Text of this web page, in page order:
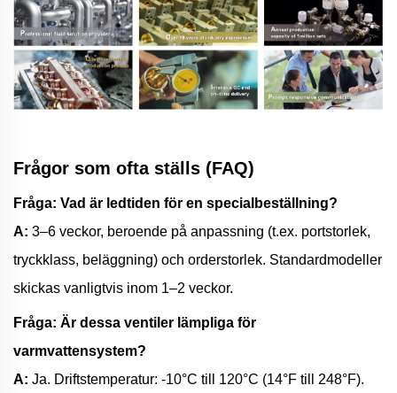
Frågor som ofta ställs (FAQ)
Fråga: Vad är ledtiden för en specialbeställning?
A: 3–6 veckor, beroende på anpassning (t.ex. portstorlek,
tryckklass, beläggning) och orderstorlek. Standardmodeller
skickas vanligtvis inom 1–2 veckor.
Fråga: Är dessa ventiler lämpliga för
varmvattensystem?
A: Ja. Driftstemperatur: -10°C till 120°C (14°F till 248°F).